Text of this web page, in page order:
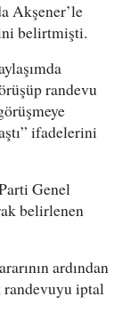
Akşener’le
belirtmişti.
randevu
ifadelerini
Genel
belirlenen
ardından
randevuyu iptal